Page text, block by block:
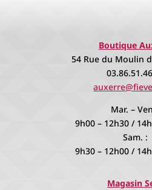
Boutique
54 Rue du Moulin
Mar. –
9h00 – 12h30 /
Sam. :
9h30 – 12h00 /
Magasin